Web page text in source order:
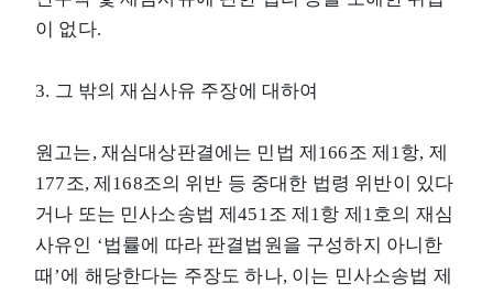
이 없다.
3. 그 밖의 재심사유 주장에 대하여
원고는, 재심대상판결에는 민법 제166조 제1항, 제
177조, 제168조의 위반 등 중대한 법령 위반이 있다
거나 또는 민사소송법 제451조 제1항 제1호의 재심
사유인 ‘법률에 따라 판결법원을 구성하지 아니한
때’에 해당한다는 주장도 하나, 이는 민사소송법 제